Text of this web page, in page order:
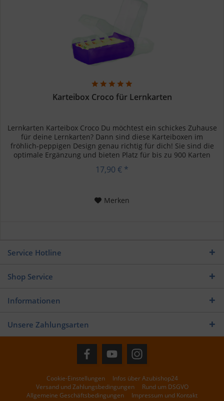
Karteibox Croco für Lernkarten
Lernkarten Karteibox Croco Du möchtest ein schickes Zuhause
für deine Lernkarten? Dann sind diese Karteiboxen im
fröhlich-peppigen Design genau richtig für dich! Sie sind die
optimale Ergänzung und bieten Platz für bis zu 900 Karten
17,90 € *
Merken
Service Hotline
Shop Service
Informationen
Unsere Zahlungsarten
Cookie-Einstellungen
Infos über Azubishop24
Versand und Zahlungsbedingungen
Rund um DSGVO
Allgemeine Geschäftsbedingungen
Impressum und Kontakt